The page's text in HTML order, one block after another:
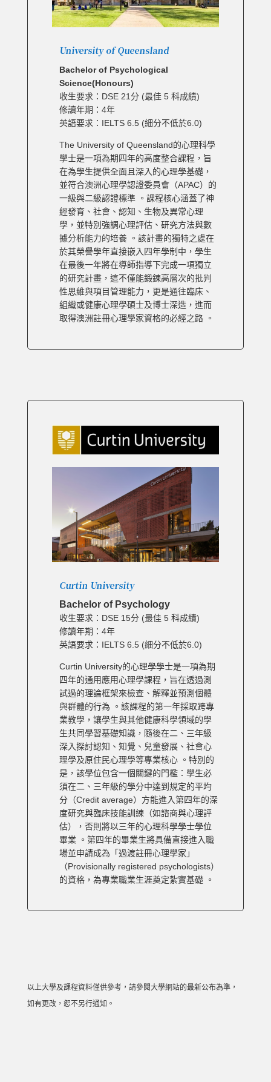
University of Queensland
Bachelor of Psychological
Science(Honours)
收生要求：DSE 21分 (最佳 5 科成績)
修讀年期：4年
英語要求：IELTS 6.5 (細分不低於6.0)
The University of Queensland的心理科學
學士是一項為期四年的高度整合課程，旨
在為學生提供全面且深入的心理學基礎，
並符合澳洲心理學認證委員會（APAC）的
一級與二級認證標準 。課程核心涵蓋了神
經發育、社會、認知、生物及異常心理
學，並特別強調心理評估、研究方法與數
據分析能力的培養 。該計畫的獨特之處在
於其榮譽學年直接嵌入四年學制中，學生
在最後一年將在導師指導下完成一項獨立
的研究計畫，這不僅能鍛鍊高層次的批判
性思維與項目管理能力，更是通往臨床、
組織或健康心理學碩士及博士深造，進而
取得澳洲註冊心理學家資格的必經之路 。
Curtin University
Bachelor of Psychology
收生要求：DSE 15分 (最佳 5 科成績)
修讀年期：4年
英語要求：IELTS 6.5 (細分不低於6.0)
Curtin University的心理學學士是一項為期
四年的通用應用心理學課程，旨在透過測
試過的理論框架來檢查、解釋並預測個體
與群體的行為 。該課程的第一年採取跨專
業教學，讓學生與其他健康科學領域的學
生共同學習基礎知識，隨後在二、三年級
深入探討認知、知覺、兒童發展、社會心
理學及原住民心理學等專業核心 。特別的
是，該學位包含一個關鍵的門檻：學生必
須在二、三年級的學分中達到規定的平均
分（Credit average）方能進入第四年的深
度研究與臨床技能訓練（如諮商與心理評
估），否則將以三年的心理科學學士學位
畢業 。第四年的畢業生將具備直接進入職
場並申請成為「過渡註冊心理學家」
（Provisionally registered psychologists）
的資格，為專業職業生涯奠定紮實基礎 。
以上大學及課程資料僅供參考，請參閱大學網站的最新公布為準，
如有更改，恕不另行通知。